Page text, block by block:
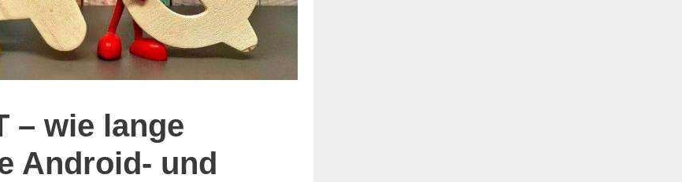
– wie lange
Android- und